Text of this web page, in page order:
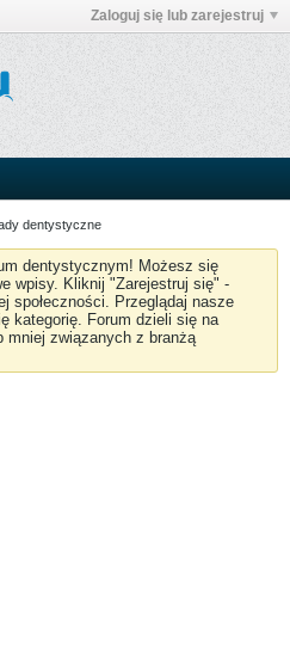
Zaloguj się lub zarejestruj
dentystyczne
dentystycznym! Możesz się
wpisy. Kliknij "Zarejestruj się" -
społeczności. Przeglądaj nasze
kategorię. Forum dzieli się na
mniej związanych z branżą